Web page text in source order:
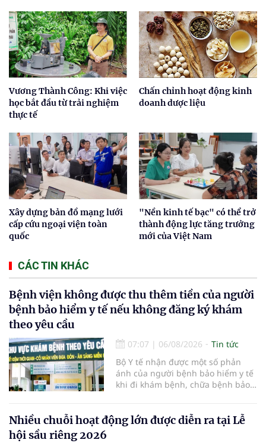
Vương Thành Công: Khi việc
học bắt đầu từ trải nghiệm
thực tế
Chấn chỉnh hoạt động kinh
doanh dược liệu
Xây dựng bản đồ mạng lưới
cấp cứu ngoại viện toàn
quốc
"Nền kinh tế bạc" có thể trở
thành động lực tăng trưởng
mới của Việt Nam
CÁC TIN KHÁC
Bệnh viện không được thu thêm tiền của người
bệnh bảo hiểm y tế nếu không đăng ký khám
theo yêu cầu
07:07 | 06/08/2026
Tin tức
Bộ Y tế nhận được một số phản
ánh của người bệnh bảo hiểm y tế
khi đi khám bệnh, chữa bệnh bảo
bệnh, chữa bệnh theo yêu cầu
nhưng vẫn phải nộp thêm các chi
Nhiều chuỗi hoạt động lớn được diễn ra tại Lễ
hội sầu riêng 2026